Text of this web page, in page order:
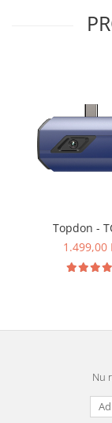
Topdon -
1.499,00
Nu